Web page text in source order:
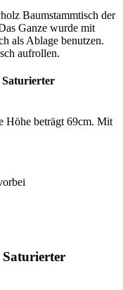
Baumstammtisch der
Ganze wurde mit
als Ablage benutzen.
aufrollen.
Saturierter
Höhe beträgt 69cm. Mit